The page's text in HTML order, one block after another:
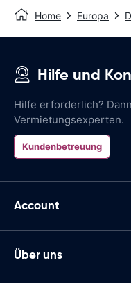
Home Europa
Hilfe und
Hilfe erforderlich?
Vermietungsexperten.
Kundenbetreuung
Account
Über uns